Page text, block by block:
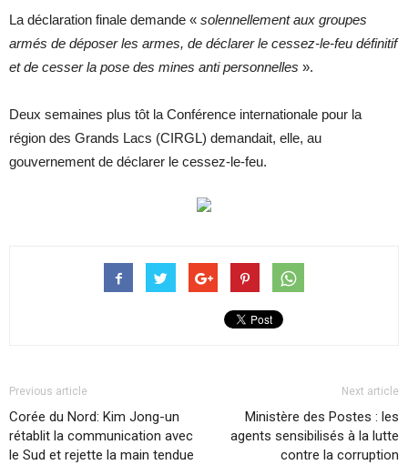
La déclaration finale demande « solennellement aux groupes
armés de déposer les armes, de déclarer le cessez-le-feu définitif
et de cesser la pose des mines anti personnelles ».
Deux semaines plus tôt la Conférence internationale pour la
région des Grands Lacs (CIRGL) demandait, elle, au
gouvernement de déclarer le cessez-le-feu.
Previous article
Corée du Nord: Kim Jong-un
rétablit la communication avec
le Sud et rejette la main tendue
Next article
Ministère des Postes : les
agents sensibilisés à la lutte
contre la corruption